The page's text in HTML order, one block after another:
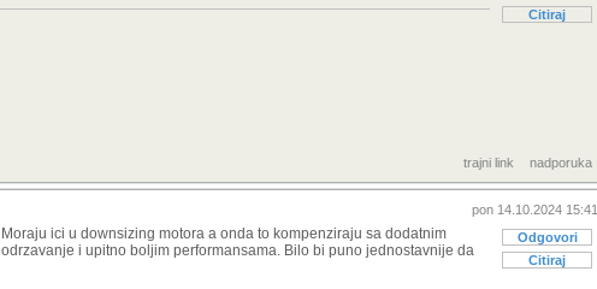
Citiraj
trajni link nadporuka
pon 14.10.2024 15:41
Odgovori
Citiraj
ici u downsizing motora a onda to kompenziraju sa dodatnim
i upitno boljim performansama. Bilo bi puno jednostavnije da